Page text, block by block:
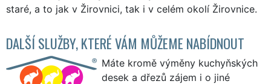
staré, a to jak v Žirovnici, tak i v celém okolí Žirovnice.
DALŠÍ SLUŽBY, KTERÉ VÁM MŮŽEME NABÍDNOUT
Máte kromě výměny kuchyňských
desek a dřezů zájem i o jiné